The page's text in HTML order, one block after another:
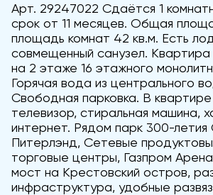
Арт. 29247022 Сдаётся 1
срок от 11 месяцев. Общая
площадь комнат 42 кв.м. Есть
совмещенный санузел.
на 2 этаже 16 этажного
Горячая вода из центрального
Свободная парковка. В
телевизор, стиральная машина,
интернет. Рядом парк 300-летия
Питерлэнд, Сетевые
торговые центры, Газпром
мост на Крестовский остров,
инфраструктура, удобные